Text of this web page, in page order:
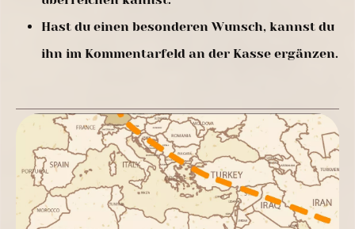
Hast du einen besonderen Wunsch, kannst du
ihn im Kommentarfeld an der Kasse ergänzen.